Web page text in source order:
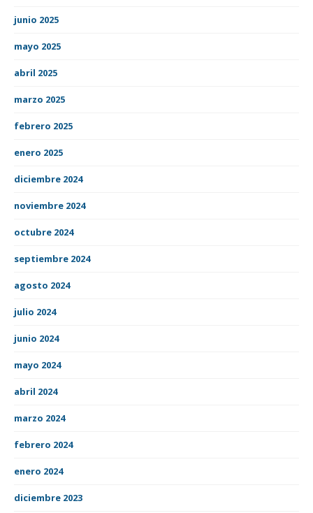
junio 2025
mayo 2025
abril 2025
marzo 2025
febrero 2025
enero 2025
diciembre 2024
noviembre 2024
octubre 2024
septiembre 2024
agosto 2024
julio 2024
junio 2024
mayo 2024
abril 2024
marzo 2024
febrero 2024
enero 2024
diciembre 2023